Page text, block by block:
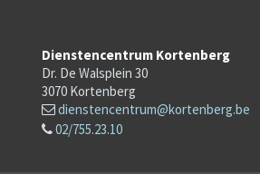
Dienstencentrum Kortenberg
Dr. De Walsplein 30
3070 Kortenberg
dienstencentrum@kortenberg.be
02/755.23.10